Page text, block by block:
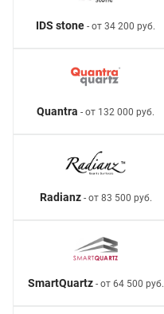
IDS stone - от 34 200 руб.
Quantra - от 132 000 руб.
Radianz- от 83 500 руб.
SmartQuartz- от 64 500 руб.